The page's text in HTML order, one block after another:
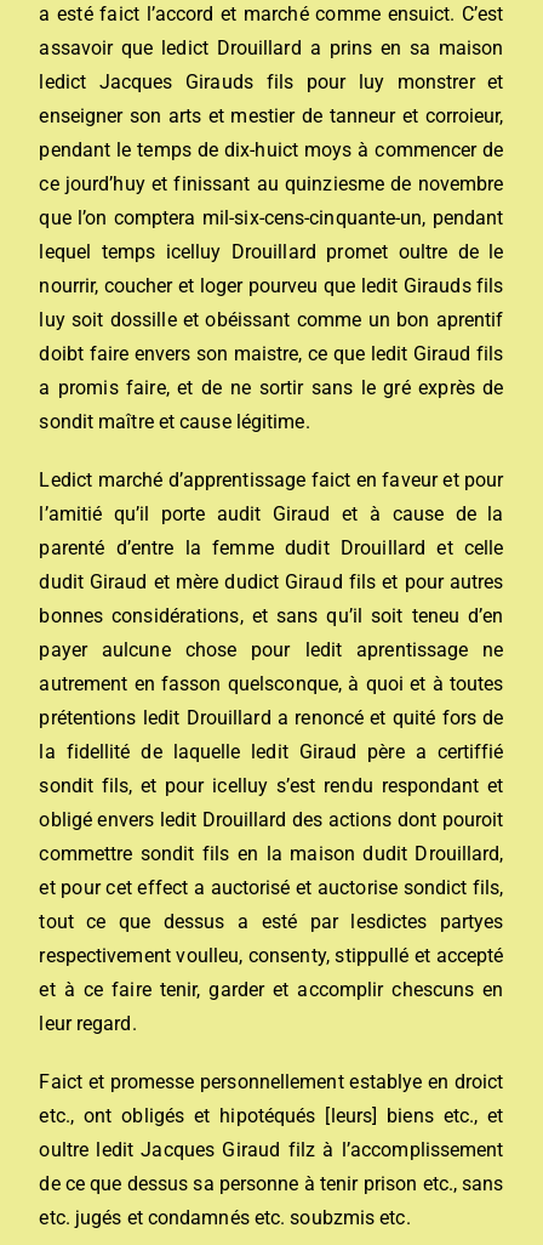
a esté faict l’accord et marché comme ensuict. C’est
assavoir que ledict Drouillard a prins en sa maison
ledict Jacques Girauds fils pour luy monstrer et
enseigner son arts et mestier de tanneur et corroieur,
pendant le temps de dix-huict moys à commencer de
ce jourd’huy et finissant au quinziesme de novembre
que l’on comptera mil-six-cens-cinquante-un, pendant
lequel temps icelluy Drouillard promet oultre de le
nourrir, coucher et loger pourveu que ledit Girauds fils
luy soit dossille et obéissant comme un bon aprentif
doibt faire envers son maistre, ce que ledit Giraud fils
a promis faire, et de ne sortir sans le gré exprès de
sondit maître et cause légitime.
Ledict marché d’apprentissage faict en faveur et pour
l’amitié qu’il porte audit Giraud et à cause de la
parenté d’entre la femme dudit Drouillard et celle
dudit Giraud et mère dudict Giraud fils et pour autres
bonnes considérations, et sans qu’il soit teneu d’en
payer aulcune chose pour ledit aprentissage ne
autrement en fasson quelsconque, à quoi et à toutes
prétentions ledit Drouillard a renoncé et quité fors de
la fidellité de laquelle ledit Giraud père a certiffié
sondit fils, et pour icelluy s’est rendu respondant et
obligé envers ledit Drouillard des actions dont pouroit
commettre sondit fils en la maison dudit Drouillard,
et pour cet effect a auctorisé et auctorise sondict fils,
tout ce que dessus a esté par lesdictes partyes
respectivement voulleu, consenty, stippullé et accepté
et à ce faire tenir, garder et accomplir chescuns en
leur regard.
Faict et promesse personnellement establye en droict
etc., ont obligés et hipotéqués [leurs] biens etc., et
oultre ledit Jacques Giraud filz à l’accomplissement
de ce que dessus sa personne à tenir prison etc., sans
etc. jugés et condamnés etc. soubzmis etc.